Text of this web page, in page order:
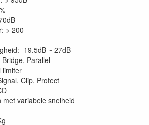
> 200
-19.5dB ~ 27dB
Parallel
limiter
Clip, Protect
met variabele snelheid